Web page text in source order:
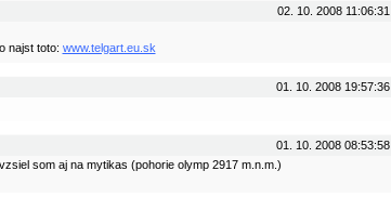
02. 10. 2008 11:06:31
najst toto: www.telgart.eu.sk
01. 10. 2008 19:57:36
01. 10. 2008 08:53:58
som aj na mytikas (pohorie olymp 2917 m.n.m.)